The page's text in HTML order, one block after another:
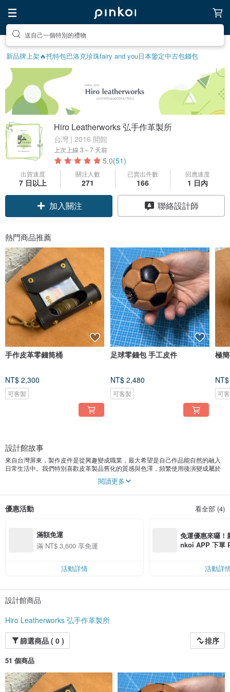
前往打造療癒的放鬆生活
新品牌上架🔥托特包巴洛克珍珠fairy and you日本鑒定中古包錢包
Hiro Leatherworks 弘手作革製所
台灣 | 2016 開館
上次上線 3～7 天前
5.0(51)
出貨速度
7 日以上
關注人數
271
已賣出件數
166
回應速度
1 日內
加入關注 聯絡設計師
熱門商品推薦
手作皮革零錢筒桶
NT$ 2,300
可客製
足球零錢包 手工皮件
NT$ 2,480
可客製
極
可
設計館故事
來自台灣屏東，製作皮件是從興趣變成職業，最大希望是自己作品能自然的融入
日常生活中。我們特別喜歡皮革製品舊化的質感與色澤，頻繁使用後演變成屬於
自己的獨特樣貌，比起全新的作品更加有魅力。
的用心。
統一編號：40797355
閱讀更多
優惠活動 看全部 (4)
滿額免運
滿 NT$ 3,600 享免運
活動詳情
免運優惠來囉
nkoi APP 下單
活動詳
設計館商品
Hiro Leatherworks 弘手作革製所
篩選商品 ( 0 )
排序
51 個商品